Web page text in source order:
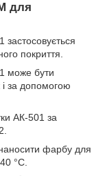
для
застосовується
покриття.
може бути
за допомогою
АК-501 за
фарбу для
°C.